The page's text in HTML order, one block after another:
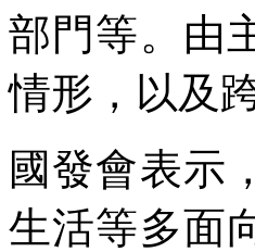
部門等。由
情形，以及
國發會表示
生活等多面